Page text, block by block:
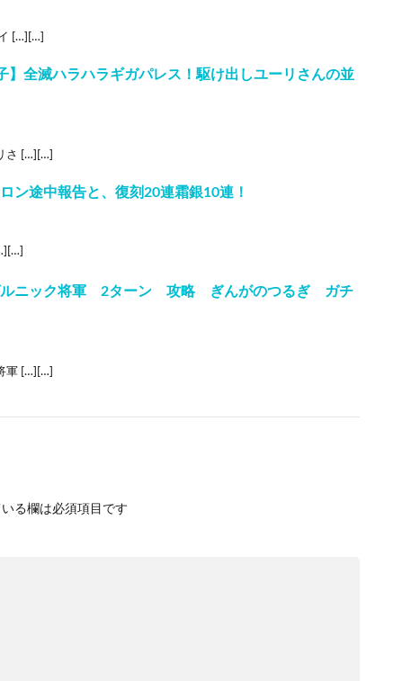
[…][…]
】全滅ハラハラギガパレス！駆け出しユーリさんの並
さ […][…]
ン途中報告と、復刻20連霜銀10連！
ルニック将軍 2ターン 攻略 ぎんがのつるぎ ガチ
軍 […][…]
る欄は必須項目です